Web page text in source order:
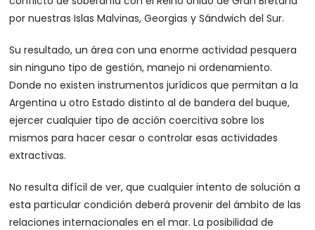
por nuestras Islas Malvinas, Georgias y Sándwich del Sur.
Su resultado, un área con una enorme actividad pesquera
sin ninguno tipo de gestión, manejo ni ordenamiento.
Donde no existen instrumentos jurídicos que permitan a la
Argentina u otro Estado distinto al de bandera del buque,
ejercer cualquier tipo de acción coercitiva sobre los
mismos para hacer cesar o controlar esas actividades
extractivas.
No resulta difícil de ver, que cualquier intento de solución a
esta particular condición deberá provenir del ámbito de las
relaciones internacionales en el mar. La posibilidad de